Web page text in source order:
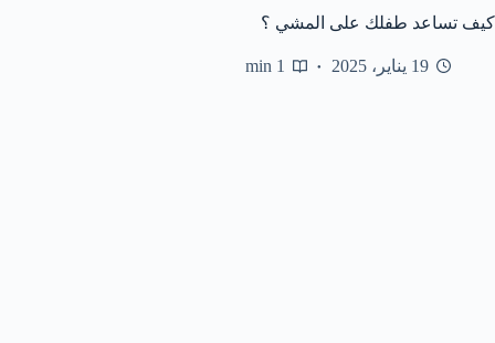
كيف تساعد طفلك على المشي ؟
19 يناير، 2025 1 min